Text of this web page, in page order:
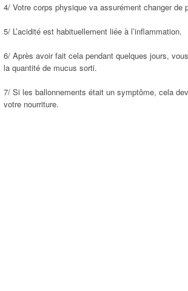
4/ Votre corps physique va assurément changer de
5/ L’acidité est habituellement liée à l’inflammation.
6/ Après avoir fait cela pendant quelques jours,
la quantité de mucus sorti.
7/ Si les ballonnements était un symptôme, cela
votre nourriture.